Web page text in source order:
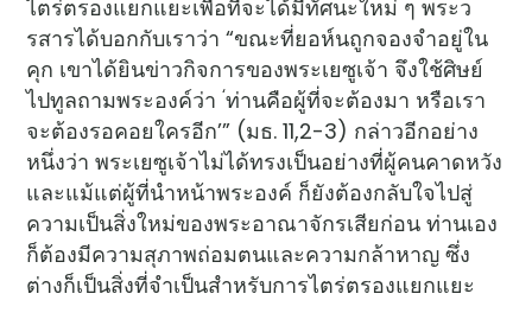
ไตร่ตรองแยกแยะเพื่อที่จะได้มีทัศนะใหม่ ๆ พระว
รสารได้บอกกับเราว่า “ขณะที่ยอห์นถูกจองจำอยู่ใน
คุก เขาได้ยินข่าวกิจการของพระเยซูเจ้า จึงใช้ศิษย์
ไปทูลถามพระองค์ว่า‘ท่านคือผู้ที่จะต้องมา หรือเรา
จะต้องรอคอยใครอีก’” (มธ. 11,2-3) กล่าวอีกอย่าง
หนึ่งว่า พระเยซูเจ้าไม่ได้ทรงเป็นอย่างที่ผู้คนคาดหวัง
และแม้แต่ผู้ที่นำหน้าพระองค์ ก็ยังต้องกลับใจไปสู่
ความเป็นสิ่งใหม่ของพระอาณาจักรเสียก่อน ท่านเอง
ก็ต้องมีความสุภาพถ่อมตนและความกล้าหาญ ซึ่ง
ต่างก็เป็นสิ่งที่จำเป็นสำหรับการไตร่ตรองแยกแยะ